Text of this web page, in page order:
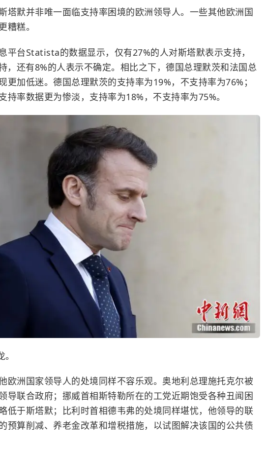
默并非唯一面临支持率困境的欧洲领导人。一些其他欧洲国
糟糕。
台Statista的数据显示，仅有27%的人对斯塔默表示支持，
，还有8%的人表示不确定。相比之下，德国总理默茨和法国总
更加低迷。德国总理默茨的支持率为19%，不支持率为76%；
持率数据更为惨淡，支持率为18%，不支持率为75%。
洲国家领导人的处境同样不容乐观。奥地利总理施托克尔被
导联合政府；挪威首相斯特勒所在的工党近期饱受各种丑闻困
低于斯塔默；比利时首相德韦弗的处境同样堪忧，他领导的联
预算削减、养老金改革和增税措施，以试图解决该国的公共债